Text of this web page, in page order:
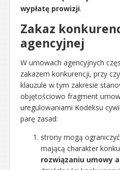
wypłatę prowizji.
Zakaz
agencyjnej
W umowach agencyjnych
zakazem konkurencji, przy
klauzule w tym zakresie
objętościowo fragment
uregulowaniami Kodeksu
parę zasad:
strony mogą
mającą charakter
rozwiązaniu umowy